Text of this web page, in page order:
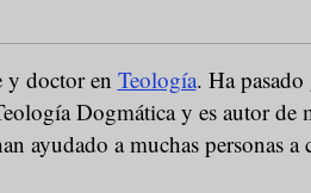
y doctor en Teología. Ha pasado
Dogmática y es autor de
ayudado a muchas personas a